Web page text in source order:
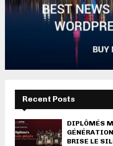
Recent Posts
DIPLÔMÉS
BRISE LE